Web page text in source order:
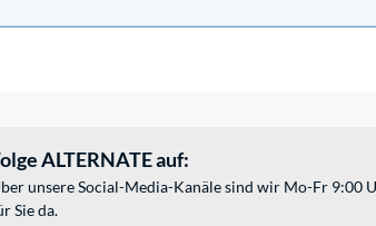
ALTERNATE auf:
unsere Social-Media-Kanäle sind wir Mo-Fr 9:00
Sie da.